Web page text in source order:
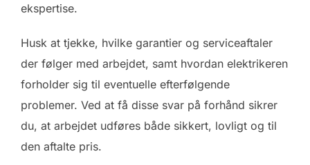
ekspertise.
Husk at tjekke, hvilke garantier og serviceaftaler
der følger med arbejdet, samt hvordan elektrikeren
forholder sig til eventuelle efterfølgende
problemer. Ved at få disse svar på forhånd sikrer
du, at arbejdet udføres både sikkert, lovligt og til
den aftalte pris.